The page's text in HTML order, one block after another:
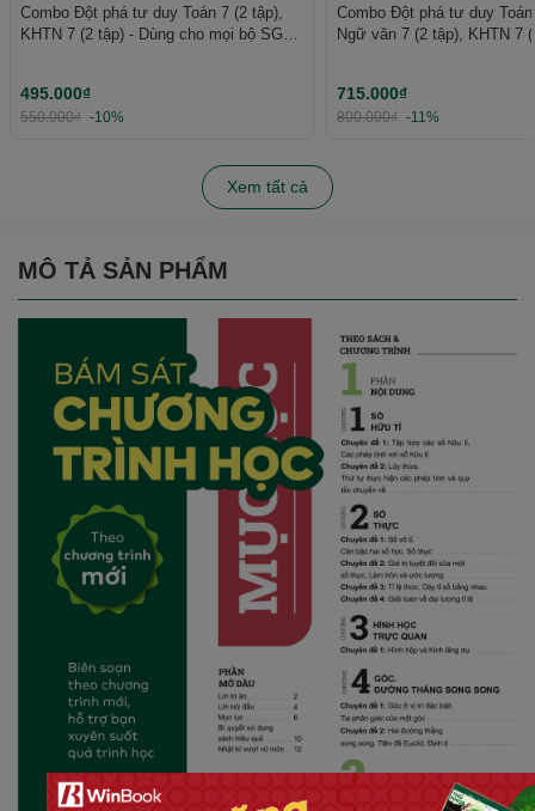
Combo Đột phá tư duy Toán 7 (2 tập),
KHTN 7 (2 tập) - Dùng cho mọi bộ SGK -
495.000₫
550.000₫ -10%
Combo Đột phá tư duy
Ngữ văn 7 (2 tập), KHTN 7
715.000₫
800.000₫ -11%
Xem tất cả
MÔ TẢ SẢN PHẨM